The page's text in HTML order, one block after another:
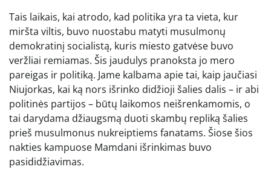
Tais laikais, kai atrodo, kad politika yra ta vieta, kur
miršta viltis, buvo nuostabu matyti musulmonų
demokratinį socialistą, kuris miesto gatvėse buvo
veržliai remiamas. Šis jaudulys pranoksta jo mero
pareigas ir politiką. Jame kalbama apie tai, kaip jaučiasi
Niujorkas, kai ką nors išrinko didžioji šalies dalis – ir abi
politinės partijos – būtų laikomos neišrenkamomis, o
tai darydama džiaugsmą duoti skambų repliką šalies
prieš musulmonus nukreiptiems fanatams. Šiose šios
nakties kampuose Mamdani išrinkimas buvo
pasididžiavimas.